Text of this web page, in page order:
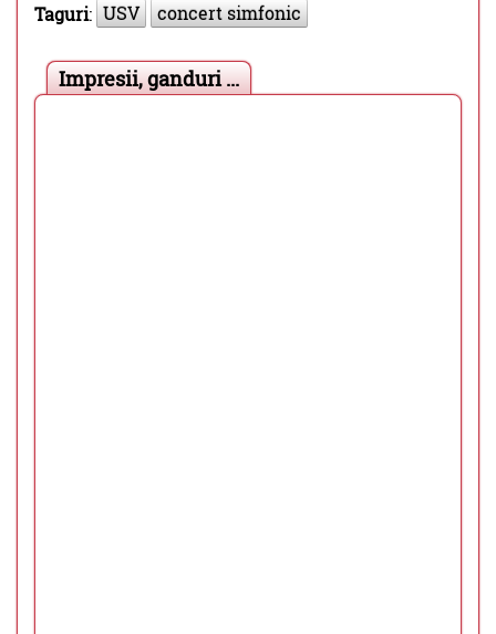
Taguri: USV concert simfonic
Impresii, ganduri ...